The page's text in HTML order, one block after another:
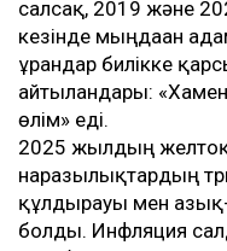
салсақ, 2019 және
кезінде мыңдаған
ұрандар билікке
айтылғандары:
өлім» еді.
2025 жылдың
наразылықтардың
құлдырауы мен
болды. Инфляция